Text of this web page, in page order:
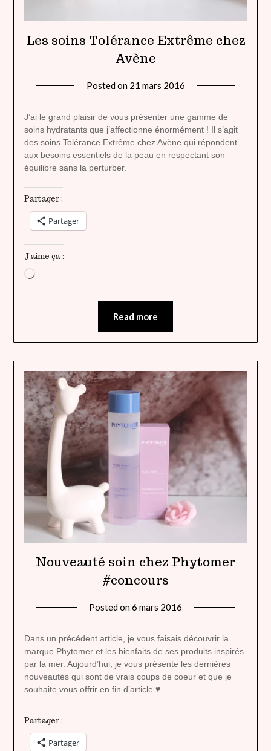
Les soins Tolérance Extrême chez
Avène
Posted on 21 mars 2016
heavenly
J’ai le grand plaisir de vous présenter une gamme de
soins hydratants que j’affectionne énormément ! Il s’agit
des soins Tolérance Extrême chez Avène qui répondent
aux besoins essentiels de la peau en respectant son
équilibre sans la perturber.
Partager :
Partager
J’aime ça :
Chargement…
Read more
Nouveauté soin chez Phytomer
#concours
Posted on6 mars 2016
heavenly
Dans un précédent article, je vous faisais découvrir la
marque Phytomer et les bienfaits de ses produits inspirés
par la mer. Aujourd’hui, je vous présente les dernières
nouveautés qui sont de vrais coups de coeur et que je
souhaite vous offrir en fin d’article ♥
Partager :
Partager